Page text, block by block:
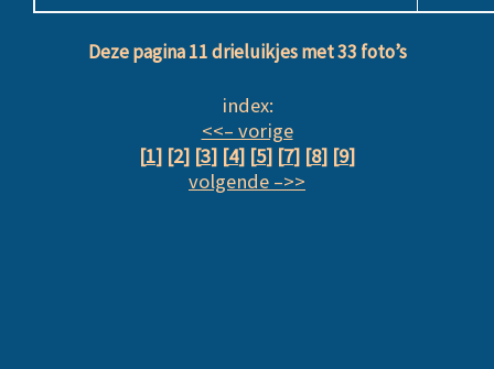
Deze pagina 11 drieluikjes met 33 foto’s
index:
<<– vorige
[1] [2] [3] [4] [5] [7] [8] [9]
volgende –>>